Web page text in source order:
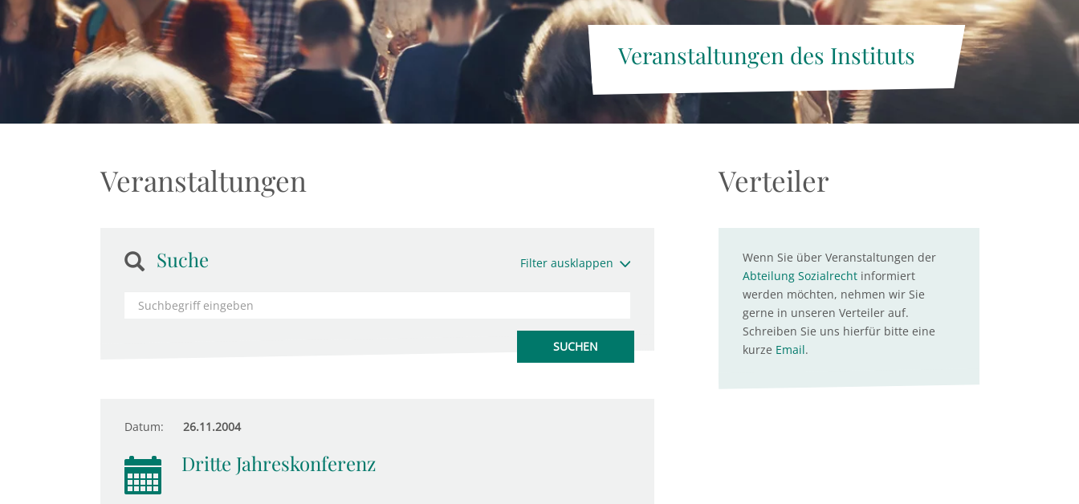
Veranstaltungen des Instituts
Veranstaltungen
Suche Filter ausklappen
Datum: 26.11.2004
Dritte Jahreskonferenz
Verteiler
Wenn Sie über Veranstaltungen der
Abteilung Sozialrechtinformiert
werden möchten, nehmen wir Sie
gerne in unseren Verteiler auf.
Schreiben Sie uns hierfür bitte eine
kurze Email.